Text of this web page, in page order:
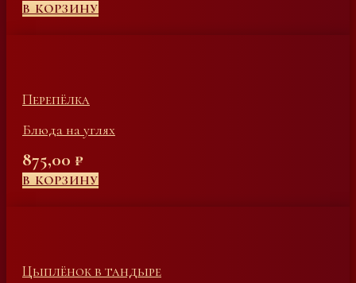
В КОРЗИНУ
Перепёлка
Блюда на углях
875,00 ₽
В КОРЗИНУ
Цыплёнок в тандыре